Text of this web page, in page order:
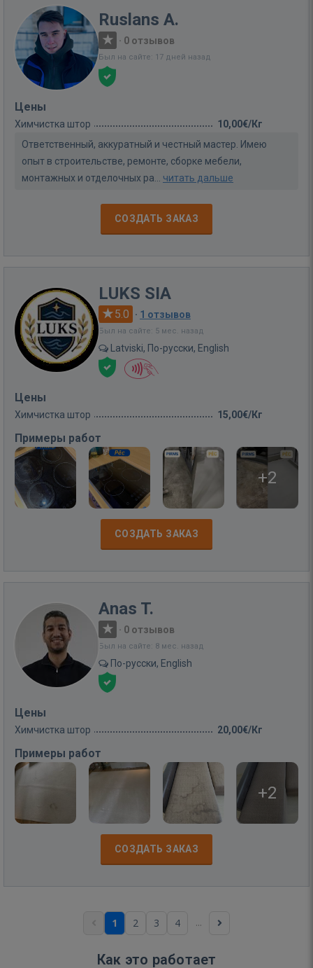
Ruslans A.
· 0 отзывов
Был на сайте: 17 дней назад
Цены
Химчистка штор
10,00€/Кг
Ответственный, аккуратный и честный мастер. Имею
опыт в строительстве, ремонте, сборке мебели,
монтажных и отделочных ра... читать дальше
СОЗДАТЬ ЗАКАЗ
LUKS SIA
5.0 · 1 отзывов
Был на сайте: 5 мес. назад
Latviski, По-русски, English
Цены
Химчистка штор 15,00€/Кг
Примеры работ
+2
СОЗДАТЬ ЗАКАЗ
Anas T.
· 0 отзывов
Был на сайте: 8 мес. назад
По-русски, English
Цены
Химчистка штор 20,00€/Кг
Примеры работ
+2
СОЗДАТЬ ЗАКАЗ
1 2 3 4 ...
Как это работает